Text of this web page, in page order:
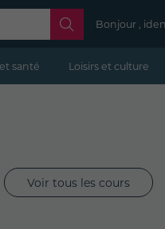
Bonjour ,
santé Loisirs et culture
Voir tous les cours